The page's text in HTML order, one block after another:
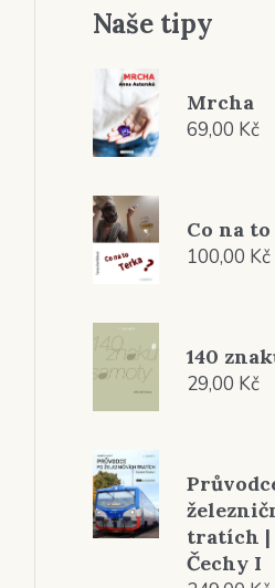
Naše tipy
Mrcha
69,00 Kč
Co na
100,00 Kč
140
29,00 Kč
tratích |
Čechy I